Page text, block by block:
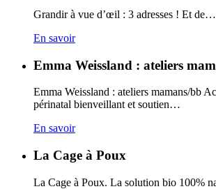
Grandir à vue d’œil : 3 adresses ! Et de…
En savoir
Emma Weissland : ateliers
Emma Weissland : ateliers mamans/bb
périnatal bienveillant et soutien…
En savoir
La Cage à Poux
La Cage à Poux. La solution bio 100%